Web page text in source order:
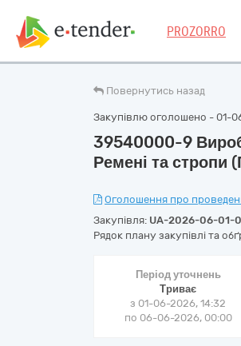
PROZORRO
Повернутись назад
Закупівлю оголошено - 01-
39540000-9
Ремені та стропи
Оголошення про
Закупівля: UA-2026-06-01-
Рядок плану закупівлі та
Період уточнень
Триває
з 01-06-2026, 14:32
по 06-06-2026, 00:00